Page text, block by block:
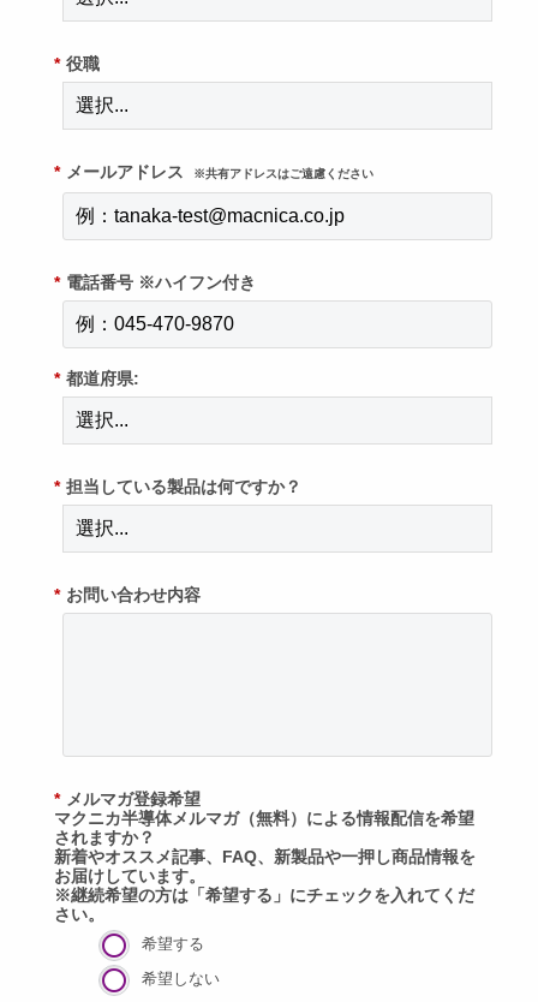
* 役職
* メールアドレス ※共有アドレスはご遠慮ください
* 電話番号 ※ハイフン付き
* 都道府県:
* 担当している製品は何ですか？
* お問い合わせ内容
* メルマガ登録希望
マクニカ半導体メルマガ（無料）による情報配信を希望
されますか？
新着やオススメ記事、FAQ、新製品や一押し商品情報を
お届けしています。
※継続希望の方は「希望する」にチェックを入れてくだ
さい。
希望する
希望しない